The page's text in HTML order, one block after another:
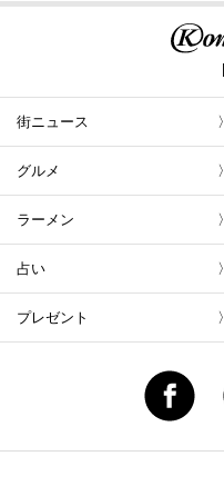
街ニュース
グルメ
ラーメン
占い
プレゼント